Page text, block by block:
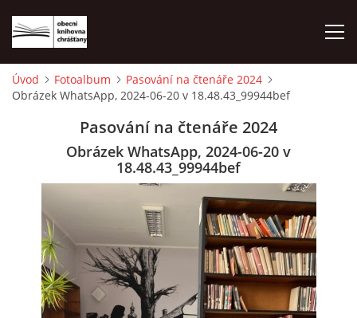
ÚVOD
LETNÍ KINO 2026
KONTAKTY
ON-LINE KATALOG
Úvod Fotoalbum
Pasování na čtenáře 2024
Obrázek WhatsApp, 2024-06-20 v 18.48.43_99944bef
Pasování na čtenáře 2024
Obrázek WhatsApp, 2024-06-20 v
18.48.43_99944bef